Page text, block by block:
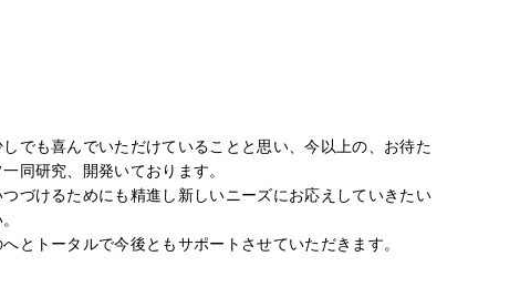
でも喜んでいただけていることと思い、今以上の、お待た
同研究、開発いております。
づけるためにも精進し新しいニーズにお応えしていきたい
とトータルで今後ともサポートさせていただきます。